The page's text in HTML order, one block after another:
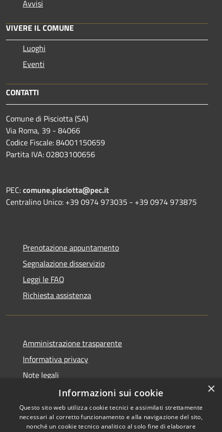
Avvisi
VIVERE IL COMUNE
Luoghi
Eventi
CONTATTI
Comune di Pisciotta (SA)
Via Roma, 39 - 84066
Codice Fiscale: 84001150659
Partita IVA: 02803100656
PEC:comune.pisciotta@pec.it
Centralino Unico: +39 0974 973035 - +39 0974 973875
Prenotazione appuntamento
Segnalazione disservizio
Leggi le FAQ
Richiesta assistenza
Amministrazione trasparente
Informativa privacy
Note legali
Dichiarazione di accessibilità
×
Informazioni sui cookie
Questo sito web utilizza cookie tecnici e assimilati strettamente
necessari al corretto funzionamento e alla navigazione del sito,
nonché un cookie tecnico analitico al solo fine di elaborare